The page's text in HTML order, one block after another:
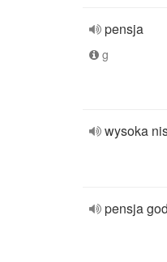
pensja
g
wysoka
pensja